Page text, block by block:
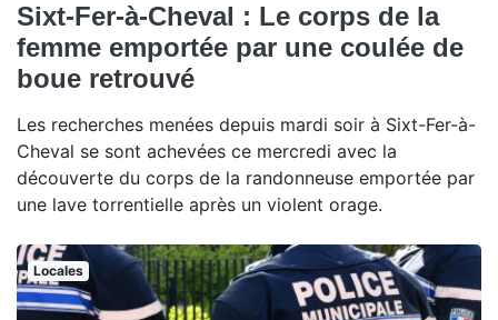
Sixt-Fer-à-Cheval : Le corps de la
femme emportée par une coulée de
boue retrouvé
Les recherches menées depuis mardi soir à Sixt-Fer-à-
Cheval se sont achevées ce mercredi avec la
découverte du corps de la randonneuse emportée par
une lave torrentielle après un violent orage.
Locales